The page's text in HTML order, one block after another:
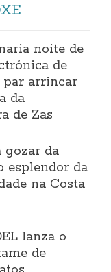
noite de
de
par arrincar
da
de Zas
gozar da
esplendor da
na Costa
lanza o
de